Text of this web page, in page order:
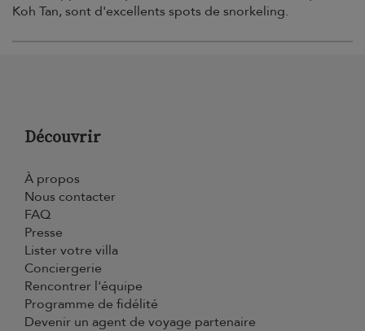
Koh Tan, sont d'excellents spots de snorkeling.
Découvrir
À propos
Nous contacter
FAQ
Presse
Lister votre villa
Conciergerie
Rencontrer l'équipe
Programme de fidélité
Devenir un agent de voyage partenaire